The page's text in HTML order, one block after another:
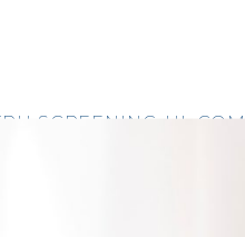
SCREENING-UL